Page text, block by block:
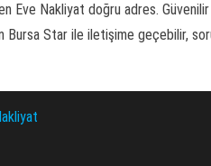
Eve Nakliyat doğru adres.
Bursa Star ile iletişime geçebilir,